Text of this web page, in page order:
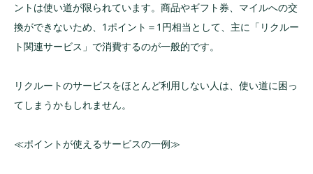
ントは使い道が限られています。商品やギフト券、マイルへの交
換ができないため、1ポイント＝1円相当として、主に「リクルー
ト関連サービス」で消費するのが一般的です。
リクルートのサービスをほとんど利用しない人は、使い道に困っ
てしまうかもしれません。
≪ポイントが使えるサービスの一例≫